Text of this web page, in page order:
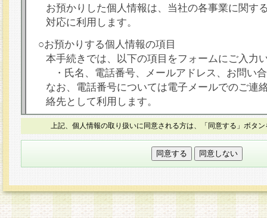
お預かりした個人情報は、当社の各事業に関す
対応に利用します。
○お預かりする個人情報の項目
本手続きでは、以下の項目をフォームにご入力
・氏名、電話番号、メールアドレス、お問い
なお、電話番号については電子メールでのご連
絡先として利用します。
○本人が容易に認識できない方法による個人情報
本フォームでは、セッション管理のためCookie
○個人情報の第三者提供について
力いただく個人情報は第三者に提供しません。
○個人情報の委託について
上記、個人情報の取り扱いに同意される方は、「同意する」ボタ